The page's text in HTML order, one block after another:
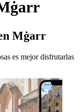
Mġarr
es mejor disfrutarlas